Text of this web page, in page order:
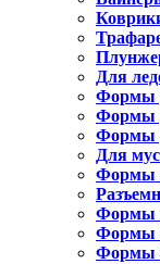
Для
Формы
Формы
Формы
Для
Формы
Формы
Формы
Формы